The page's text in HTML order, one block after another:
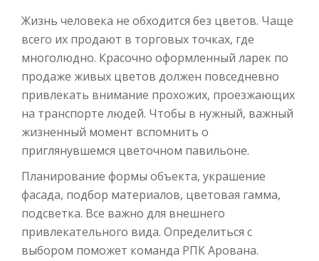
Жизнь человека не обходится без цветов. Чаще
всего их продают в торговых точках, где
многолюдно. Красочно оформленный ларек по
продаже живых цветов должен повседневно
привлекать внимание прохожих, проезжающих
на транспорте людей. Чтобы в нужный, важный
жизненный момент вспомнить о
приглянувшемся цветочном павильоне.
Планирование формы объекта, украшение
фасада, подбор материалов, цветовая гамма,
подсветка. Все важно для внешнего
привлекательного вида. Определиться с
выбором поможет команда РПК Арована.